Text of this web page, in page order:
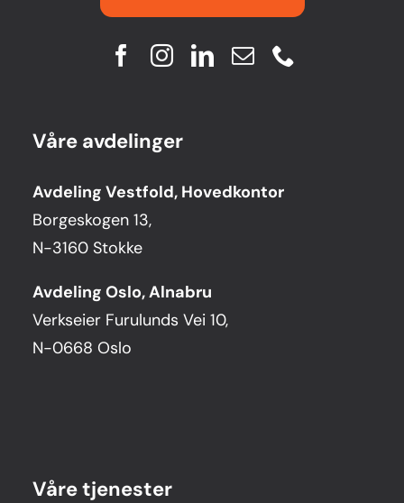
Våre avdelinger
Avdeling Vestfold, Hovedkontor
Borgeskogen 13,
N-3160 Stokke
Avdeling Oslo, Alnabru
Verkseier Furulunds Vei 10,
N-0668 Oslo
Våre tjenester